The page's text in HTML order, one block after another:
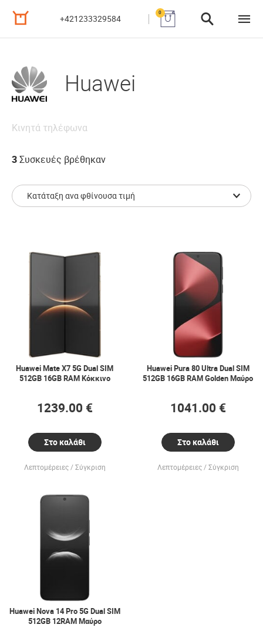
+421233329584
0
Huawei
Κινητά τηλέφωνα
3 Συσκευές βρέθηκαν
Huawei Mate X7 5G Dual SIM
512GB 16GB RAM Κόκκινο
1239.00 €
Στο καλάθι
Λεπτομέρειες Σύγκριση
Huawei Pura 80 Ultra Dual SIM
512GB 16GB RAM Golden Μαύρο
1041.00 €
Στο καλάθι
Λεπτομέρειες Σύγκριση
Huawei Nova 14 Pro 5G Dual SIM
512GB 12RAM Μαύρο